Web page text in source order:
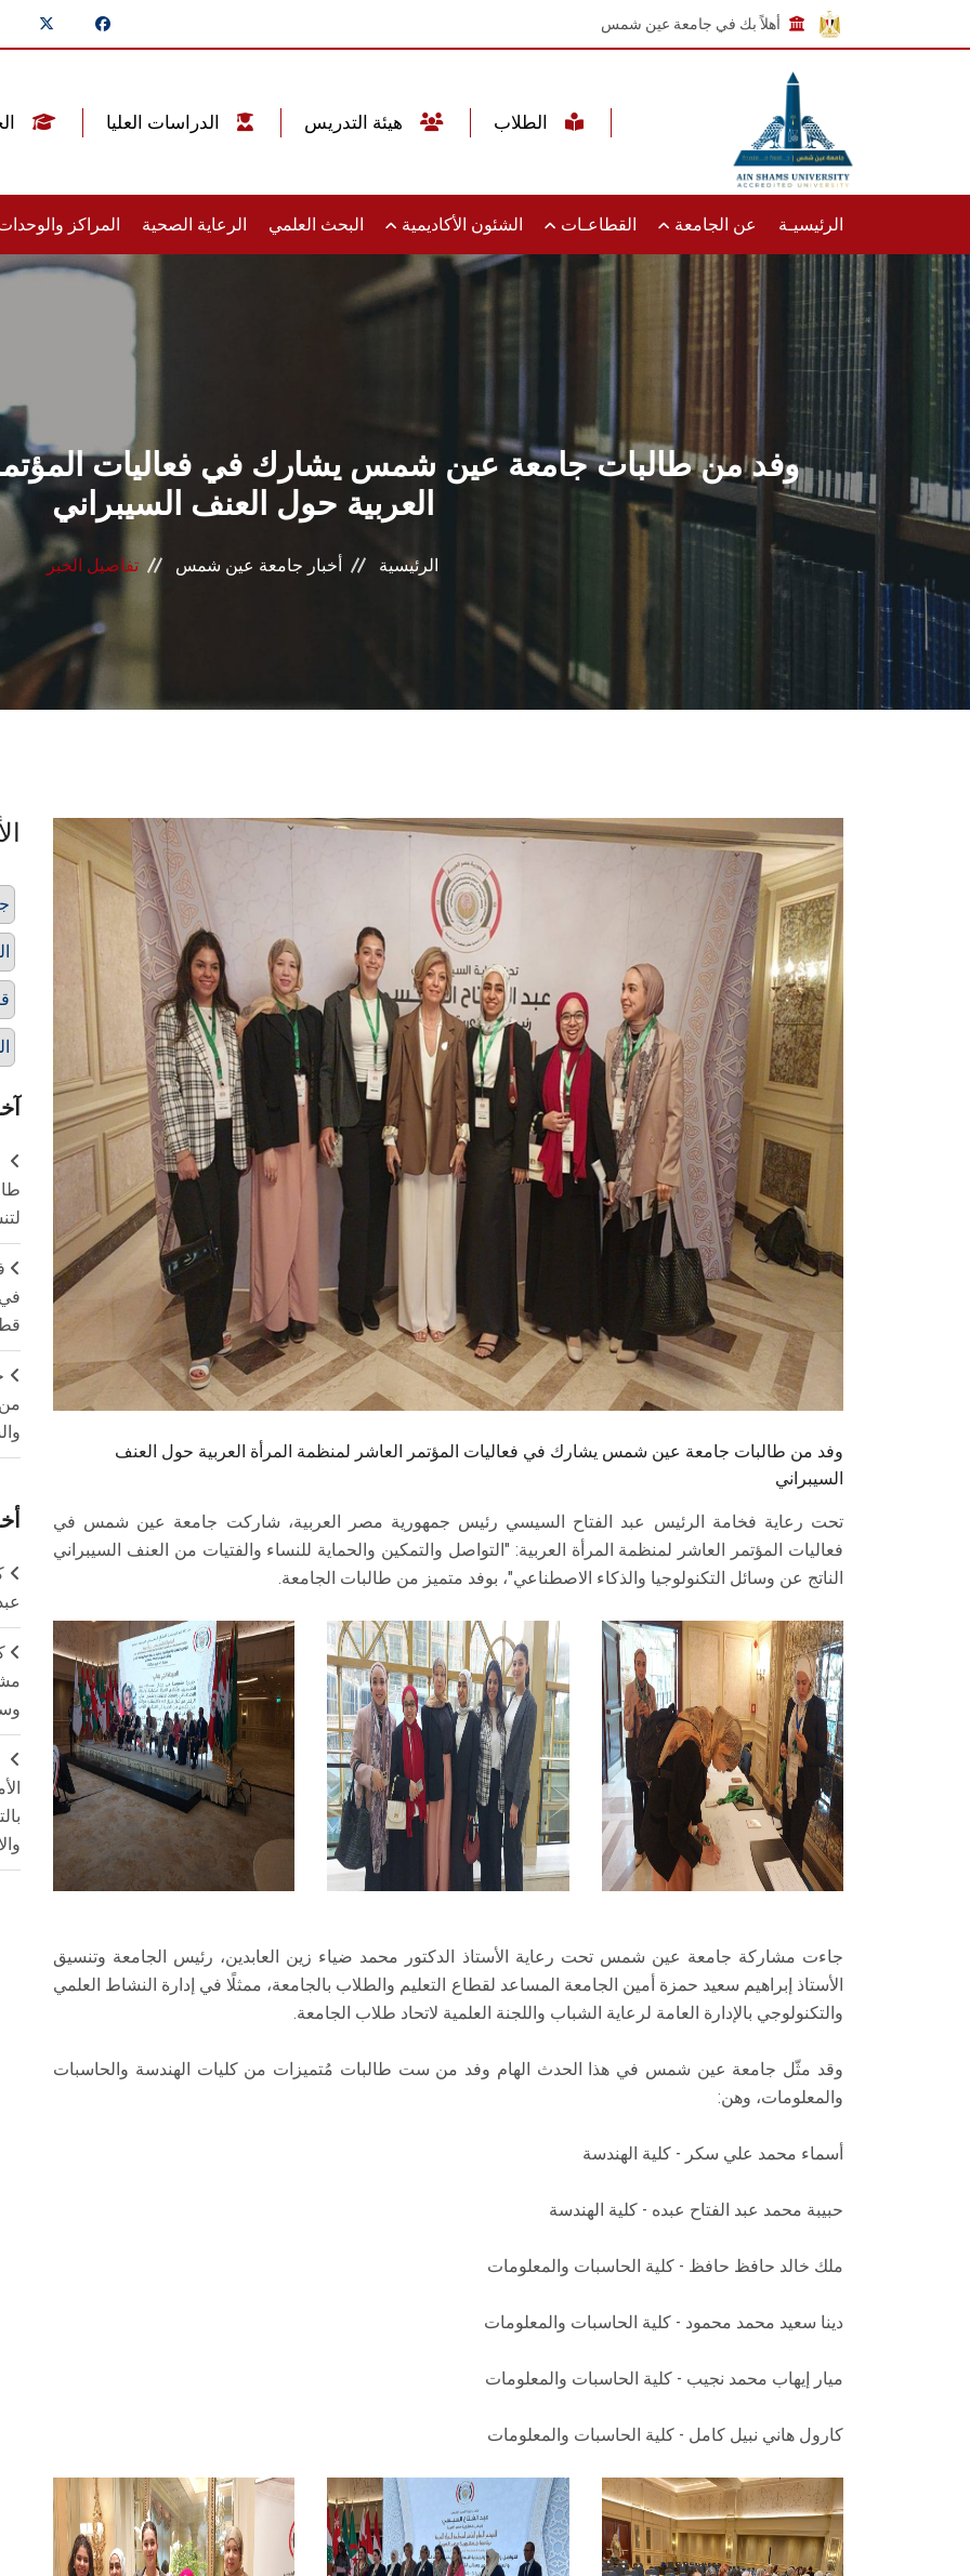
أهلاً بك في جامعة عين شمس
الرئيسيـة عن الجامعة القطاعـات الشئون الأكاديمية البحث العلمي الرعاية الصحية المراكز
وفد من طالبات جامعة عين شمس يشارك في فعاليات
العربية حول العنف السيبراني
الرئيسية أخبار جامعة عين شمس تفاصيل الخبر
وفد من طالبات جامعة عين شمس يشارك في فعاليات المؤتمر العاشر لمنظمة المرأة العربية حول العنف
السيبراني
تحت رعاية فخامة الرئيس عبد الفتاح السيسي رئيس جمهورية مصر العربية، شاركت جامعة عين شمس في
فعاليات المؤتمر العاشر لمنظمة المرأة العربية: "التواصل والتمكين والحماية للنساء والفتيات من العنف السيبراني
الناتج عن وسائل التكنولوجيا والذكاء الاصطناعي"، بوفد متميز من طالبات الجامعة.
جاءت مشاركة جامعة عين شمس تحت رعاية الأستاذ الدكتور محمد ضياء زين العابدين، رئيس الجامعة وتنسيق
الأستاذ إبراهيم سعيد حمزة أمين الجامعة المساعد لقطاع التعليم والطلاب بالجامعة، ممثلًا في إدارة النشاط العلمي
والتكنولوجي بالإدارة العامة لرعاية الشباب واللجنة العلمية لاتحاد طلاب الجامعة.
وقد مثّل جامعة عين شمس في هذا الحدث الهام وفد من ست طالبات مُتميزات من كليات الهندسة والحاسبات
والمعلومات، وهن:
أسماء محمد علي سكر - كلية الهندسة
حبيبة محمد عبد الفتاح عبده - كلية الهندسة
ملك خالد حافظ حافظ - كلية الحاسبات والمعلومات
دينا سعيد محمد محمود - كلية الحاسبات والمعلومات
ميار إيهاب محمد نجيب - كلية الحاسبات والمعلومات
كارول هاني نبيل كامل - كلية الحاسبات والمعلومات